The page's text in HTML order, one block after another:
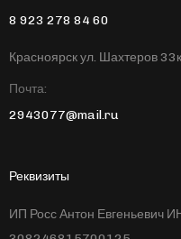
8 923 278 84 60
Красноярск ул. Шахтеров
Почта:
2943077@mail.ru
Реквизиты
ИП Росс Антон